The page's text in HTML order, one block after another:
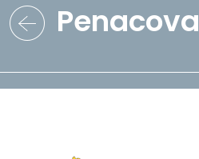
Penacova